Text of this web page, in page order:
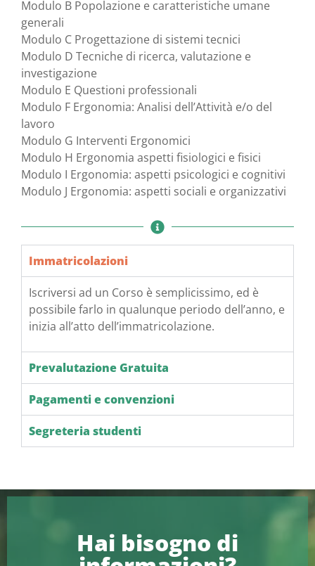
Modulo B Popolazione e caratteristiche umane
generali
Modulo C Progettazione di sistemi tecnici
Modulo D Tecniche di ricerca, valutazione e
investigazione
Modulo E Questioni professionali
Modulo F Ergonomia: Analisi dell’Attività e/o del
lavoro
Modulo G Interventi Ergonomici
Modulo H Ergonomia aspetti fisiologici e fisici
Modulo I Ergonomia: aspetti psicologici e cognitivi
Modulo J Ergonomia: aspetti sociali e organizzativi
Immatricolazioni
Iscriversi ad un Corso è semplicissimo, ed è
possibile farlo in qualunque periodo dell’anno, e
inizia all’atto dell’immatricolazione.
Prevalutazione Gratuita
Pagamenti e convenzioni
Segreteria studenti
Hai bisogno di